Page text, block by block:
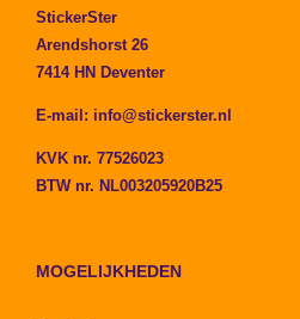
StickerSter
Arendshorst 26
7414 HN Deventer
E-mail: info@stickerster.nl
KVK nr. 77526023
BTW nr. NL003205920B25
MOGELIJKHEDEN